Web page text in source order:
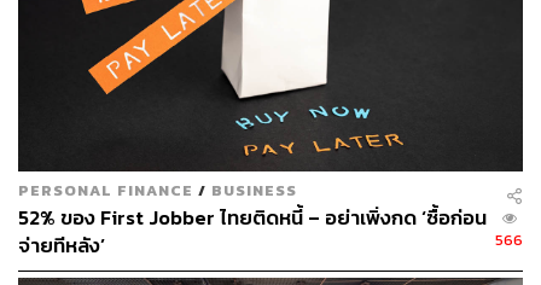
ทั้งนี้ เมื่อต้นเดือนสิงหาคมที่ผ่านมา ธปท. ประกาศตรึงอัตรา
การผ่อนชำระขั้นต่ำของบัตรเครดิตที่ 8% ออกไปอีก 1 ปี
จนถึงสิ้นปี 2568 จากเดิมที่กำหนดให้อัตราดังกล่าวกลับสู่
เกณฑ์ปกติที่ 10% ตั้งแต่วันที่ 1 มกราคม 2568
“เราไม่รู้ว่ามาตรการของแบงก์ชาติที่ให้ตรึงอัตราจ่ายขั้นต่ำ
บัตรเครดิตไว้ที่ 8% จะทำให้หนี้กำลังจะเสีย (SM) ที่ค้างชำระ
31-90 วันของบัตรเครดิตเพิ่มขึ้นต่อไปในไตรมาส 3 หรือไม่”
สุรพลกล่าว
PERSONAL FINANCE / BUSINESS
52% ของ First Jobber ไทยติดหนี้ – อย่าเพิ่งกด ‘ซื้อก่อน
จ่ายทีหลัง’
566